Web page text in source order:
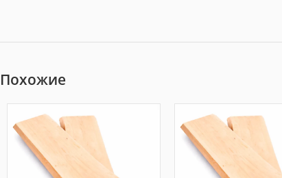
Похожие